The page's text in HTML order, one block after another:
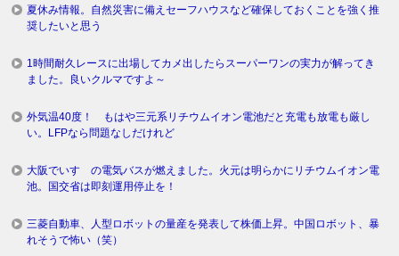
夏休み情報。自然災害に備えセーフハウスなど確保しておくことを強く推
奨したいと思う
1時間耐久レースに出場してカメ出したらスーパーワンの実力が解ってき
ました。良いクルマですよ～
外気温40度！ もはや三元系リチウムイオン電池だと充電も放電も厳し
い。LFPなら問題なしだけれど
大阪でいすゞの電気バスが燃えました。火元は明らかにリチウムイオン電
池。国交省は即刻運用停止を！
三菱自動車、人型ロボットの量産を発表して株価上昇。中国ロボット、暴
れそうで怖い（笑）